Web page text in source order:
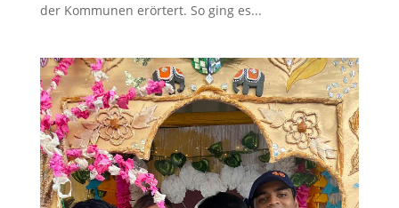
der Kommunen erörtert. So ging es...